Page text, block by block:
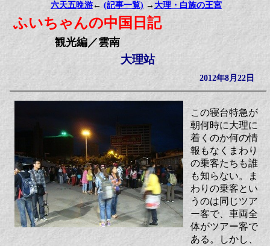
六天五晩游 ← (記事一覧) → 大理・白族の王宮
ふいちゃんの中国日記
観光編／雲南
大理站
2012年8月22日
この寝台特急が
朝何時に大理に
着くのか何の情
報もなくまわり
の乗客たちも誰
も知らない。ま
わりの乗客とい
うのは同じツア
ー客で、車両全
体がツアー客で
ある。しかし、